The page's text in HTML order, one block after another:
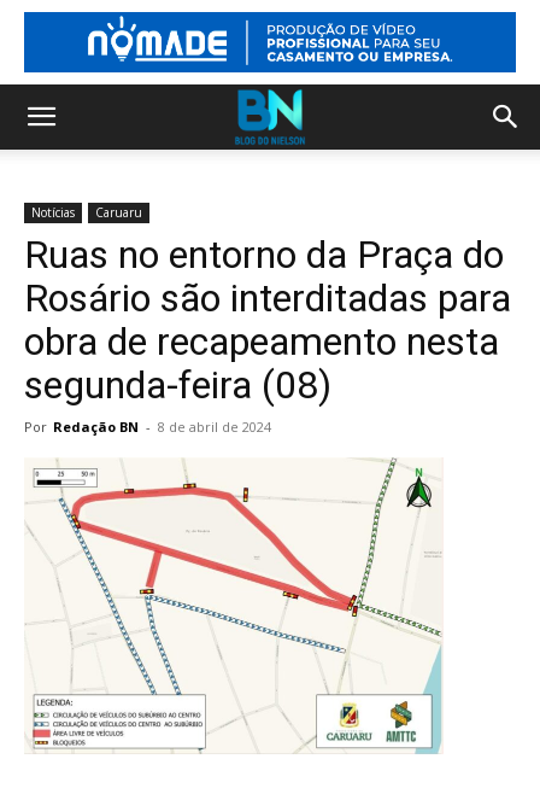
Notícias Caruaru
Ruas no entorno da Praça do
Rosário são interditadas para
obra de recapeamento nesta
segunda-feira (08)
Por Redação BN - 8 de abril de 2024